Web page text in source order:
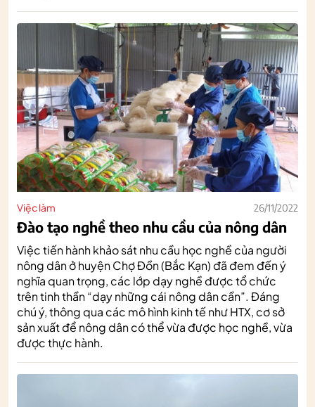
Việc làm 26/11/2022
Đào tạo nghề theo nhu cầu của nông dân
Việc tiến hành khảo sát nhu cầu học nghề của người
nông dân ở huyện Chợ Đồn (Bắc Kạn) đã đem đến ý
nghĩa quan trọng, các lớp dạy nghề được tổ chức
trên tinh thần “dạy những cái nông dân cần”. Đáng
chú ý, thông qua các mô hình kinh tế như HTX, cơ sở
sản xuất để nông dân có thể vừa được học nghề, vừa
được thực hành.